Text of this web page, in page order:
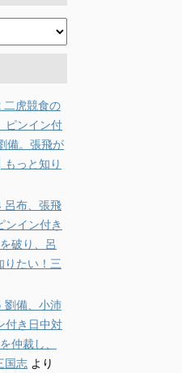
虎競食の
ピンイン付
備。張飛が
っと知り
呂布、張飛
ンイン付き
破り、呂
りたい！三
劉備、小沛
付き日中対
仲裁し、
国志 より